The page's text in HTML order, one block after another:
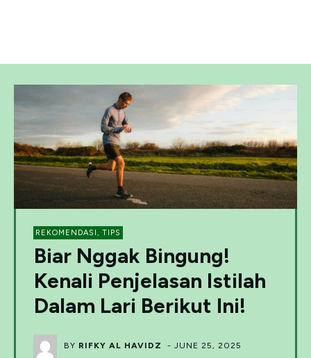
REKOMENDASI, TIPS
Biar Nggak Bingung!
Kenali Penjelasan Istilah
Dalam Lari Berikut Ini!
BY RIFKY AL HAVIDZ - JUNE 25, 2025